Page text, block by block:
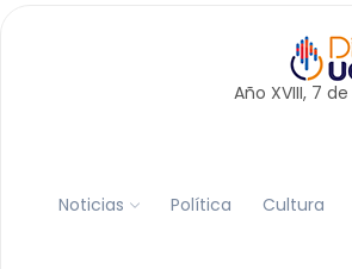
Año XVIII, 7 de
Noticias Política Cultura